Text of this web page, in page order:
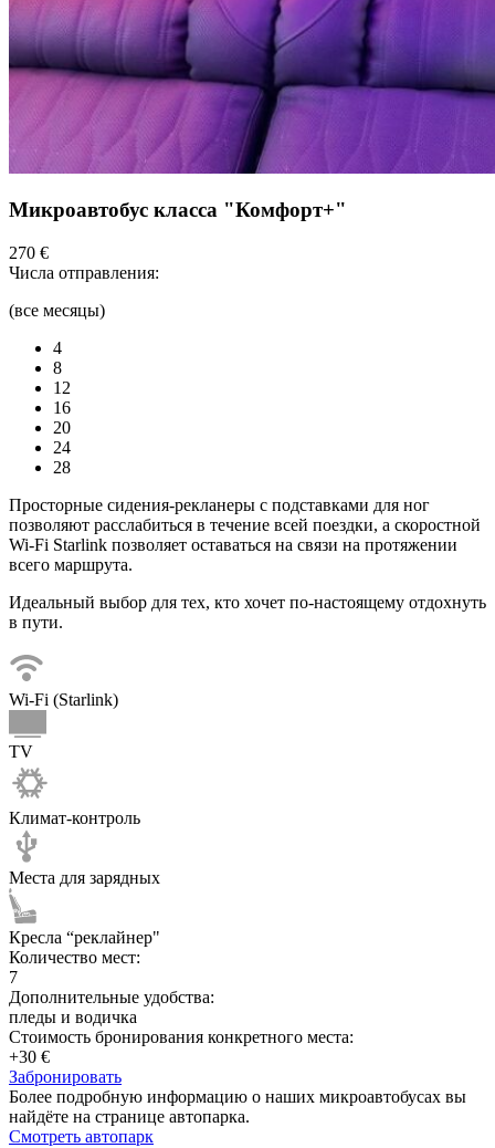
Микроавтобус класса "Комфорт+"
270 €
Числа отправления:
(все месяцы)
4
8
12
16
20
24
28
Просторные сидения-рекланеры с подставками для ног
позволяют расслабиться в течение всей поездки, а скоростной
Wi-Fi Starlink позволяет оставаться на связи на протяжении
всего маршрута.
Идеальный выбор для тех, кто хочет по-настоящему отдохнуть
в пути.
Wi-Fi (Starlink)
TV
Климат-контроль
Места для зарядных
Кресла “реклайнер"
Количество мест:
7
Дополнительные удобства:
пледы и водичка
Стоимость бронирования конкретного места:
+30 €
Забронировать
Более подробную информацию о наших микроавтобусах вы
найдёте на странице автопарка.
Смотреть автопарк